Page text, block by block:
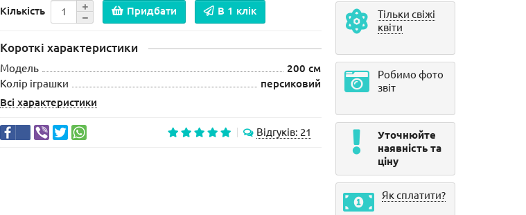
Кількість Придбати В 1 клік
Короткі характеристики
Модель
200 см
Колір іграшки
персиковий
Всі характеристики
Відгуків: 21
Тільки свіжі
квіти
Робимо фото
звіт
Уточнюйте
наявність та
ціну
Як сплатити?